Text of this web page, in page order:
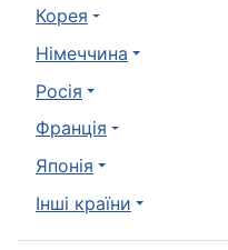
Корея
Німеччина
Росія
Франція
Японія
Інші країни